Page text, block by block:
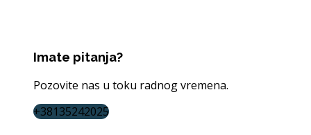
Imate pitanja?
Pozovite nas u toku radnog vremena.
+38135242025